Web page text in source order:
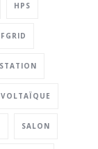
HPS
SALON